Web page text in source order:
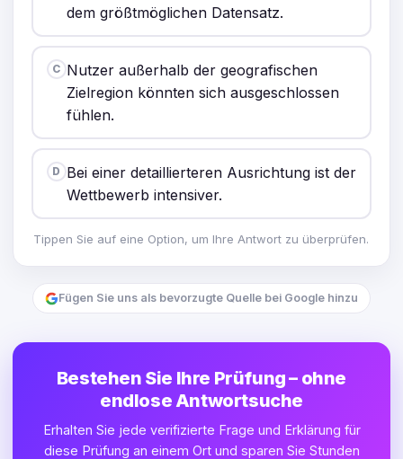
dem größtmöglichen Datensatz.
C Nutzer außerhalb der geografischen
Zielregion könnten sich ausgeschlossen
fühlen.
D Bei einer detaillierteren Ausrichtung ist der
Wettbewerb intensiver.
Tippen Sie auf eine Option, um Ihre Antwort zu überprüfen.
Fügen Sie uns als bevorzugte Quelle bei Google hinzu
Bestehen Sie Ihre Prüfung – ohne
endlose Antwortsuche
Erhalten Sie jede verifizierte Frage und Erklärung für
diese Prüfung an einem Ort und sparen Sie Stunden